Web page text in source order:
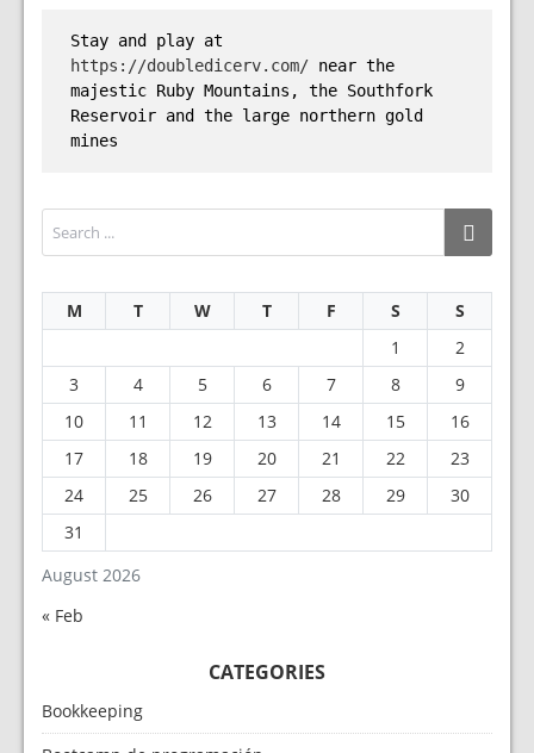
https://doubledicerv.com/ near the
majestic Ruby Mountains, the Southfork
Reservoir and the large northern gold
mines
August 2026
M T W T F S
S
1
2
3
4 5 6 7 8
9
10
11 12 13 14 15
16
17
18 19 20 21 22
23
24
25 26 27 28 29
30
31
« Feb
CATEGORIES
Bookkeeping